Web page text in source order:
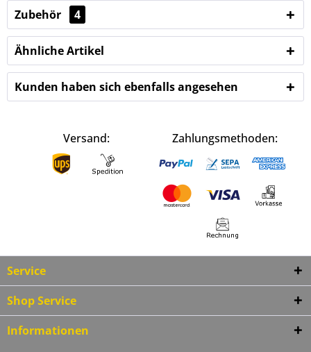
Zubehör 4
Ähnliche Artikel
Kunden haben sich ebenfalls angesehen
Versand: Zahlungsmethoden:
Service
Shop Service
Informationen